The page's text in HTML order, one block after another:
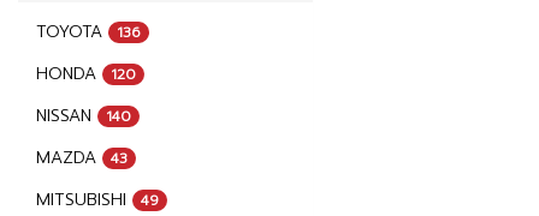
TOYOTA 136
HONDA 120
NISSAN 140
MAZDA 43
MITSUBISHI 49